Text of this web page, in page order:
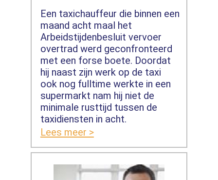
Een taxichauffeur die binnen een
maand acht maal het
Arbeidstijdenbesluit vervoer
overtrad werd geconfronteerd
met een forse boete. Doordat
hij naast zijn werk op de taxi
ook nog fulltime werkte in een
supermarkt nam hij niet de
minimale rusttijd tussen de
taxidiensten in acht.
Lees meer >